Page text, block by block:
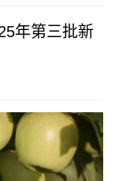
年第三批新